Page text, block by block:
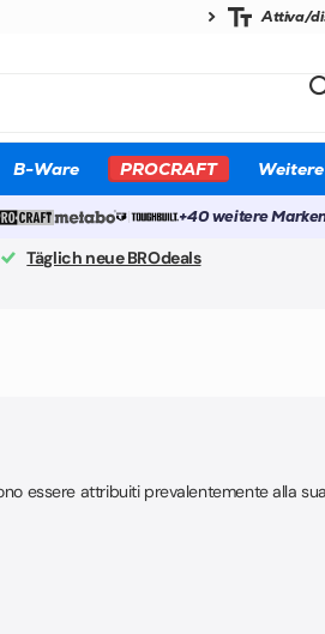
Attiva/
B-Ware PROCRAFT
+40 weitere
Täglich neue BROdeals
essere attribuiti prevalentemente alla